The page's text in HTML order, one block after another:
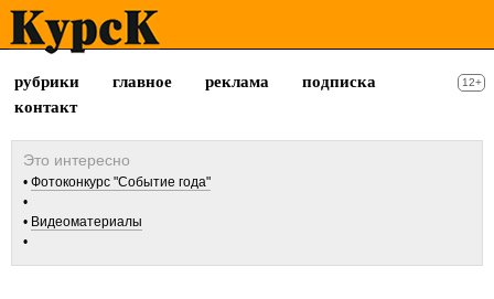
рубрики главное реклама
подписка
контакт
12+
Фотоконкурс "Событие года"
Видеоматериалы